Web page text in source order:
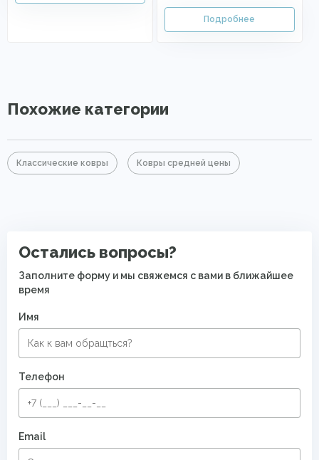
Похожие категории
Классические ковры Ковры средней цены
Остались вопросы?
Заполните форму и мы свяжемся с вами в ближайшее
время
Имя
Телефон
Email